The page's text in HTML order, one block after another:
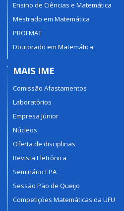
Ensino de Ciências e Matemática
Mestrado em Matemática
PROFMAT
Doutorado em Matemática
MAIS IME
Comissão Afastamentos
Laboratórios
Empresa Júnior
Núcleos
Oferta de disciplinas
Revista Eletrônica
Seminário EPA
Sessão Pão de Queijo
Competições Matemáticas da UFU